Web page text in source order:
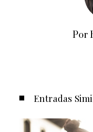
Por
Entradas